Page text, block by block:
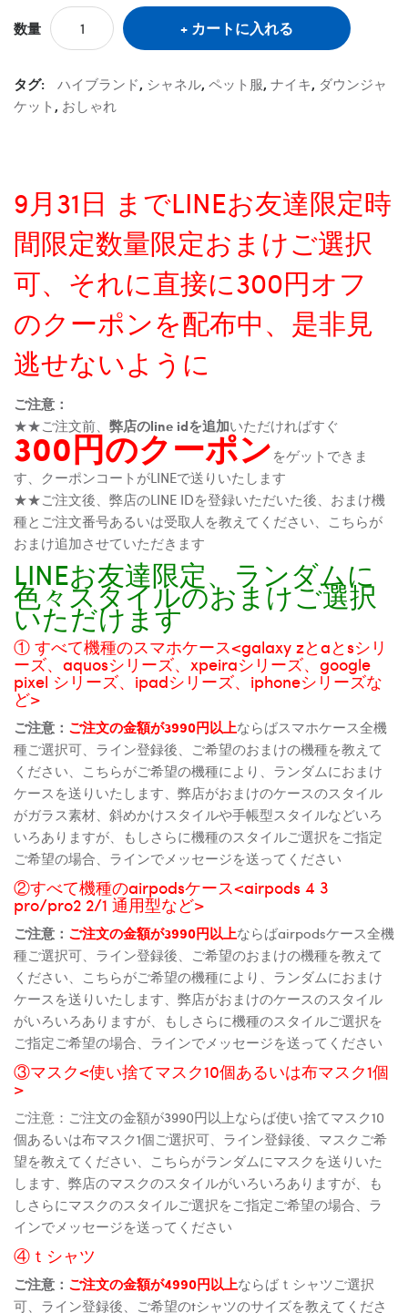
数量 カートに入れる
タグ: ハイブランド, シャネル, ペット服, ナイキ, ダウンジャ
ケット , おしゃれ
9月31日 までLINEお友達限定時
間限定数量限定おまけご選択
可、それに直接に300円オフ
のクーポンを配布中、是非見
逃せないように
ご注意：
★★ご注文前、 弊店のline idを追加いただければすぐ
300円のクーポンをゲットできま
す、クーポンコートがLINEで送りいたします
★★ご注文後、弊店のLINE IDを登録いただいた後、おまけ機
種とご注文番号あるいは受取人を教えてください、こちらが
おまけ追加させていただきます
LINEお友達限定、ランダムに
色々スタイルのおまけご選択
いただけます
① すべて機種のスマホケース<galaxy zとaとsシリ
ーズ、aquosシリーズ、xpeiraシリーズ、google
pixel シリーズ、ipadシリーズ、iphoneシリーズな
ど>
ご注意： ご注文の金額が3990円以上ならばスマホケース全機
種ご選択可、ライン登録後、ご希望のおまけの機種を教えて
ください、こちらがご希望の機種により、ランダムにおまけ
ケースを送りいたします、弊店がおまけのケースのスタイル
がガラス素材、斜めかけスタイルや手帳型スタイルなどいろ
いろありますが、もしさらに機種のスタイルご選択をご指定
ご希望の場合、ラインでメッセージを送ってください
②すべて機種のairpodsケース<airpods 4 3
pro/pro2 2/1 通用型など>
ご注意： ご注文の金額が3990円以上ならばairpodsケース全機
種ご選択可、ライン登録後、ご希望のおまけの機種を教えて
ください、こちらがご希望の機種により、ランダムにおまけ
ケースを送りいたします、弊店がおまけのケースのスタイル
がいろいろありますが、もしさらに機種のスタイルご選択を
ご指定ご希望の場合、ラインでメッセージを送ってください
③マスク<使い捨てマスク10個あるいは布マスク1個
>
ご注意：ご注文の金額が3990円以上ならば使い捨てマスク10
個あるいは布マスク1個ご選択可、ライン登録後、マスクご希
望を教えてください、こちらがランダムにマスクを送りいた
します、弊店のマスクのスタイルがいろいろありますが、も
しさらにマスクのスタイルご選択をご指定ご希望の場合、ラ
インでメッセージを送ってください
④ｔシャツ
ご注意： ご注文の金額が4990円以上ならばｔシャツご選択
可、ライン登録後、ご希望のtシャツのサイズを教えてくださ